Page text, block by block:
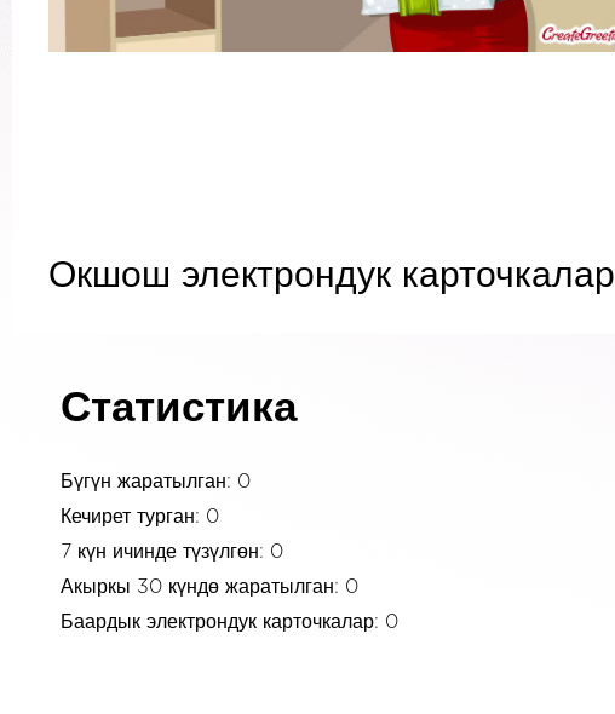
Окшош электрондук карточкалар
Статистика
Бүгүн жаратылган: 0
Кечирет турган: 0
7 күн ичинде түзүлгөн: 0
Акыркы 30 күндө жаратылган: 0
Баардык электрондук карточкалар: 0